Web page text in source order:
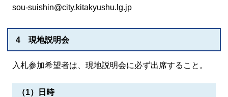
sou-suishin@city.kitakyushu.lg.jp
4 現地説明会
入札参加希望者は、現地説明会に必ず出席すること。
（1）日時